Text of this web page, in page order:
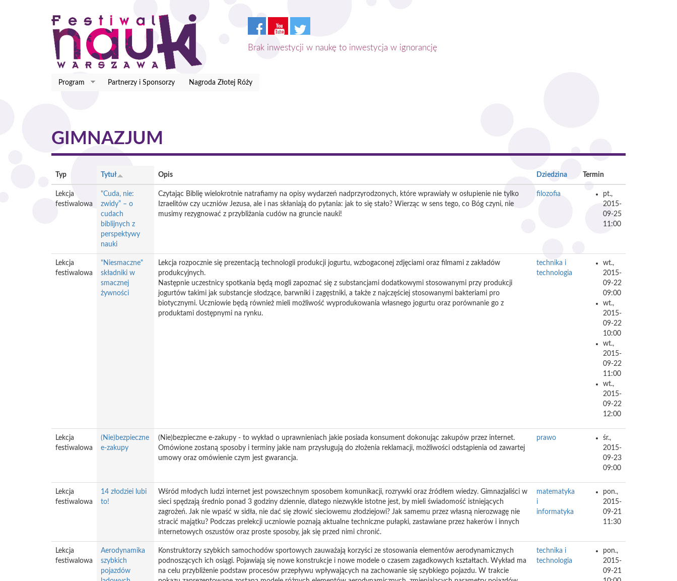
Brak inwestycji w naukę to inwestycja w ignorancję
Program Partnerzy i Sponsorzy Nagroda Złotej Róży
GIMNAZJUM
Typ Tytuł Opis Dziedzina Termin
Lekcja
festiwalowa
"Cuda, nie:
zwidy” – o
cudach
biblijnych z
perspektywy
nauki
Czytając Biblię wielokrotnie natrafiamy na opisy wydarzeń nadprzyrodzonych, które wprawiały w osłupienie nie tylko
Izraelitów czy uczniów Jezusa, ale i nas skłaniają do pytania: jak to się stało? Wierząc w sens tego, co Bóg czyni, nie
musimy rezygnować z przybliżania cudów na gruncie nauki!
filozofia
pt.,
2015-
09-25
11:00
Lekcja
festiwalowa
"Niesmaczne"
składniki w
smacznej
żywności
Lekcja rozpocznie się prezentacją technologii produkcji jogurtu, wzbogaconej zdjęciami oraz filmami z zakładów
produkcyjnych.
Następnie uczestnicy spotkania będą mogli zapoznać się z substancjami dodatkowymi stosowanymi przy produkcji
jogurtów takimi jak substancje słodzące, barwniki i zagęstniki, a także z najczęściej stosowanymi bakteriami pro
biotycznymi. Uczniowie będą również mieli możliwość wyprodukowania własnego jogurtu oraz porównanie go z
produktami dostępnymi na rynku.
technika i
technologia
wt.,
2015-
09-22
09:00
wt.,
2015-
09-22
10:00
wt.,
2015-
09-22
11:00
wt.,
2015-
09-22
12:00
Lekcja
festiwalowa
(Nie)bezpieczne
e-zakupy
(Nie)bezpieczne e-zakupy - to wykład o uprawnieniach jakie posiada konsument dokonując zakupów przez internet.
Omówione zostaną sposoby i terminy jakie nam przysługują do złożenia reklamacji, możliwości odstąpienia od zawartej
umowy oraz omówienie czym jest gwarancja.
prawo
śr.,
2015-
09-23
09:00
Lekcja
festiwalowa
14 złodziei lubi
to!
Wśród młodych ludzi internet jest powszechnym sposobem komunikacji, rozrywki oraz źródłem wiedzy. Gimnazjaliści w
sieci spędzają średnio ponad 3 godziny dziennie, dlatego niezwykle istotne jest, by mieli świadomość istniejących
zagrożeń. Jak nie wpaść w sidła, nie dać się złowić sieciowemu złodziejowi? Jak samemu przez własną nierozwagę nie
stracić majątku? Podczas prelekcji uczniowie poznają aktualne techniczne pułapki, zastawiane przez hakerów i innych
internetowych oszustów oraz proste sposoby, jak się przed nimi chronić.
matematyka
i
informatyka
pon.,
2015-
09-21
11:30
Lekcja
festiwalowa
Aerodynamika
szybkich
pojazdów
Konstruktorzy szybkich samochodów sportowych zauważają korzyści ze stosowania elementów aerodynamicznych
podnoszących ich osiągi. Pojawiają się nowe konstrukcje i nowe modele o czasem zagadkowych kształtach. Wykład ma
na celu przybliżenie podstaw procesów przepływu wpływających na zachowanie się szybkiego pojazdu. W trakcie
technika i
technologia
pon.,
2015-
09-21